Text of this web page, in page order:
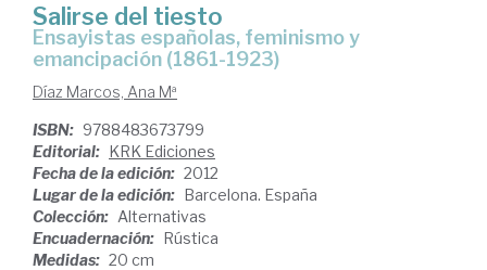
Salirse del tiesto
ensayistas españolas, feminismo y
emancipación (1861-1923)
Díaz Marcos, Ana Mª
ISBN: 9788483673799
Editorial: KRK Ediciones
Fecha de la edición: 2012
Lugar de la edición: Barcelona. España
Colección: Alternativas
Encuadernación: Rústica
Medidas: 20 cm